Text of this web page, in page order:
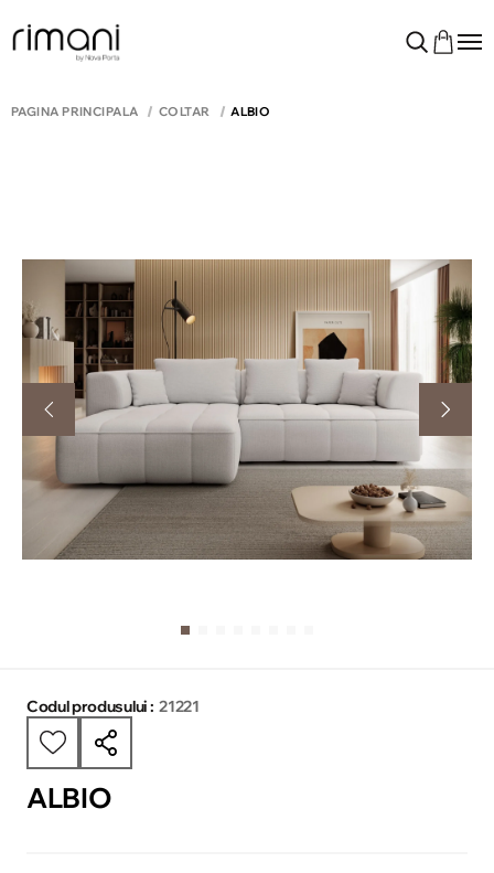
PAGINA PRINCIPALĂ COLTAR ALBIO
Codul produsului : 21221
ALBIO